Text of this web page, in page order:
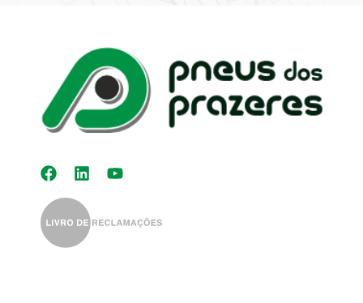
Kit Distribuição
Diagnóstico
Auto-Rádios